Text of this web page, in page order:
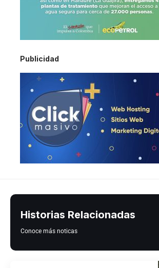
Publicidad
Historias Relacionadas
Conoce más noticas